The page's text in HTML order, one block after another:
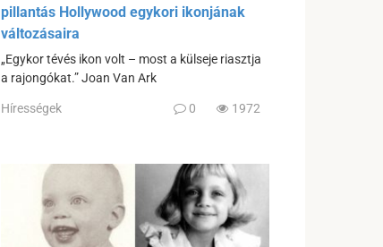
pillantás Hollywood egykori ikonjának
változásaira
„Egykor tévés ikon volt – most a külseje riasztja
a rajongókat.” Joan Van Ark
Hírességek 0 1972